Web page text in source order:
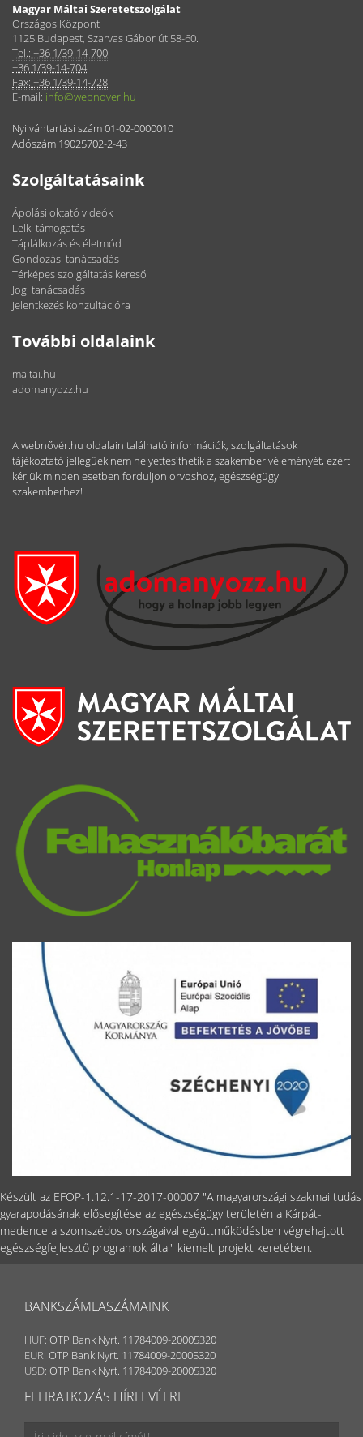
Magyar Máltai Szeretetszolgálat
Országos Központ
1125 Budapest, Szarvas Gábor út 58-60.
Tel.: +36 1/39-14-700
+36 1/39-14-704
Fax: +36 1/39-14-728
E-mail: info@webnover.hu
Nyilvántartási szám 01-02-0000010
Adószám 19025702-2-43
Szolgáltatásaink
Ápolási oktató videók
Lelki támogatás
Táplálkozás és életmód
Gondozási tanácsadás
Térképes szolgáltatás kereső
Jogi tanácsadás
Jelentkezés konzultációra
További oldalaink
maltai.hu
adomanyozz.hu
A webnővér.hu oldalain található információk, szolgáltatások
tájékoztató jellegűek nem helyettesíthetik a szakember véleményét, ezért
kérjük minden esetben forduljon orvoshoz, egészségügyi
szakemberhez!
Készült az EFOP-1.12.1-17-2017-00007 "A magyarországi szakmai tudás
gyarapodásának elősegítése az egészségügy területén a Kárpát-
medence a szomszédos országaival együttműködésben végrehajtott
egészségfejlesztő programok által" kiemelt projekt keretében.
BANKSZÁMLASZÁMAINK
HUF: OTP Bank Nyrt. 11784009-20005320
EUR: OTP Bank Nyrt. 11784009-20005320
USD: OTP Bank Nyrt. 11784009-20005320
FELIRATKOZÁS HÍRLEVÉLRE